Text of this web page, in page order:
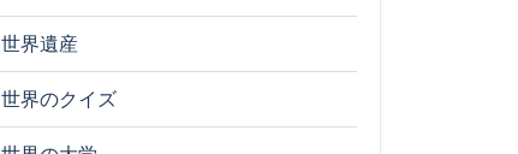
世界遺産
世界のクイズ